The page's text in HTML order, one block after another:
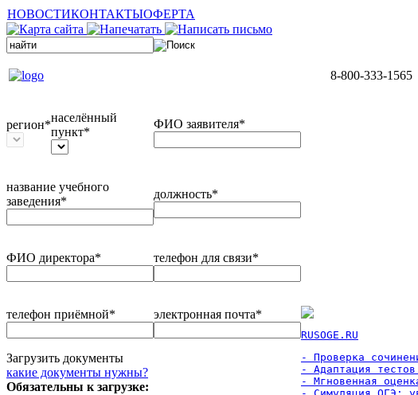
НОВОСТИКОНТАКТЫОФЕРТА
8-800-333-1565
регион*
населённый
пункт*
ФИО заявителя*
название учебного
заведения*
должность*
ФИО директора* телефон для связи*
телефон приёмной* электронная почта*
Загрузить документы
какие документы нужны?
Обязательны к загрузке:
RUSOGE.RU
- Проверка
- Адаптация
- Мгновенная